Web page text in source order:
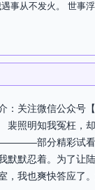
事从不发火。 世事
：关注微信公众
明知我冤枉，
————部分精彩试
默忍着。为了让
我也爽快答应了